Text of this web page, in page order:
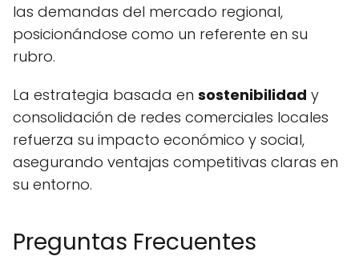
las demandas del mercado regional,
posicionándose como un referente en su
rubro.
La estrategia basada en sostenibilidad y
consolidación de redes comerciales locales
refuerza su impacto económico y social,
asegurando ventajas competitivas claras en
su entorno.
Preguntas Frecuentes